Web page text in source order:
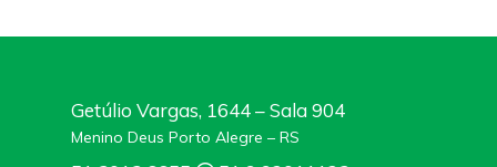
Getúlio Vargas, 1644 – Sala 904
Menino Deus Porto Alegre – RS